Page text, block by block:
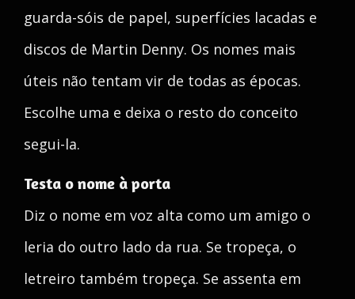
guarda-sóis de papel, superfícies lacadas e
discos de Martin Denny. Os nomes mais
úteis não tentam vir de todas as épocas.
Escolhe uma e deixa o resto do conceito
segui-la.
Testa o nome à porta
Diz o nome em voz alta como um amigo o
leria do outro lado da rua. Se tropeça, o
letreiro também tropeça. Se assenta em